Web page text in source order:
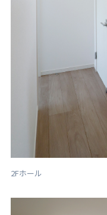
2Fホール